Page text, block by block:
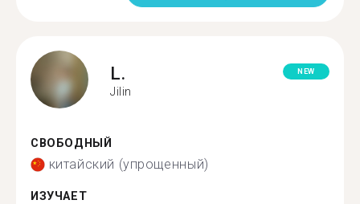
L.
Jilin
NEW
СВОБОДНЫЙ
китайский (упрощенный)
ИЗУЧАЕТ